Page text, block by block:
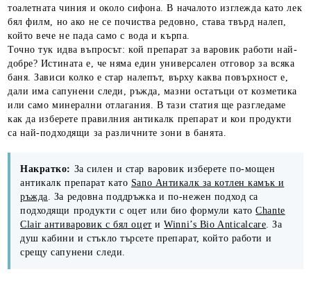
тоалетната чиния и около сифона. В началото изглежда като лек
бял филм, но ако не се почиства редовно, става твърд налеп,
който вече не пада само с вода и кърпа.
Точно тук идва въпросът: кой препарат за варовик работи най-
добре? Истината е, че няма един универсален отговор за всяка
баня. Зависи колко е стар налепът, върху каква повърхност е,
дали има сапунени следи, ръжда, мазни остатъци от козметика
или само минерални отлагания. В тази статия ще разгледаме
как да изберете правилния антикалк препарат и кои продукти
са най-подходящи за различните зони в банята.
Накратко: За силен и стар варовик изберете по-мощен
антикалк препарат като Sano Антикалк за котлен камък и
ръжда. За редовна поддръжка и по-нежен подход са
подходящи продукти с оцет или био формули катоChante
Clair антиваровик с бял оцет иWinni’s Bio Anticalcare. За
душ кабини и стъкло търсете препарат, който работи и
срещу сапунени следи.